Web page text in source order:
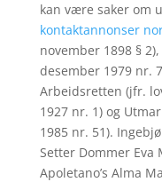
kan være saker om
kontaktannonser
november 1898 §
desember 1979 nr.
Arbeidsretten (jfr.
1927 nr. 1) og
1985 nr. 51).
Setter Dommer Eva
Apoletano’s Alma